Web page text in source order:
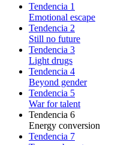
Tendencia 1
Emotional escape
Tendencia 2
Still no future
Tendencia 3
Light drugs
Tendencia 4
Beyond gender
Tendencia 5
War for talent
Tendencia 6
Energy conversion
Tendencia 7